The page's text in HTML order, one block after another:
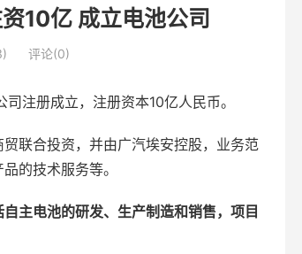
10亿 成立电池公司
评论(0)
注册成立，注册资本10亿人民币。
联合投资，并由广汽埃安控股，业务范
的技术服务等。
主电池的研发、生产制造和销售，项目